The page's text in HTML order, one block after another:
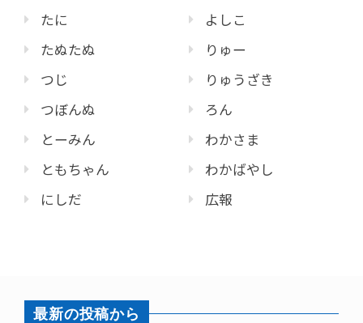
たに
たぬたぬ
つじ
つぼんぬ
とーみん
ともちゃん
にしだ
よしこ
りゅー
りゅうざき
ろん
わかさま
わかばやし
広報
最新の投稿から